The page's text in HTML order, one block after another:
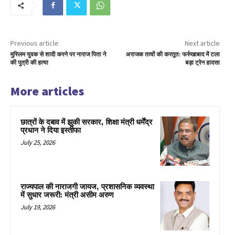
Previous article
मुस्लिम युवक से शादी करने पर नाराज पिता ने
की पुत्री की हत्या
Next article
अराजक तत्वों की करतूत: फर्रुखाबाद में टला
बड़ा ट्रेन हादसा
More articles
छात्रों के दबाव में झुकी सरकार, शिक्षा मंत्री धर्मेंद्र
प्रधान ने दिया इस्तीफा
July 25, 2026
राज्यपाल की नाराजगी जायज, प्रशासनिक व्यवस्था
में सुधार जरूरी: मंत्री असीम अरुण
July 19, 2026